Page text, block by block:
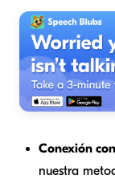
Conexión
nuestra